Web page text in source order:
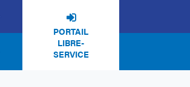
PORTAIL
LIBRE-
SERVICE